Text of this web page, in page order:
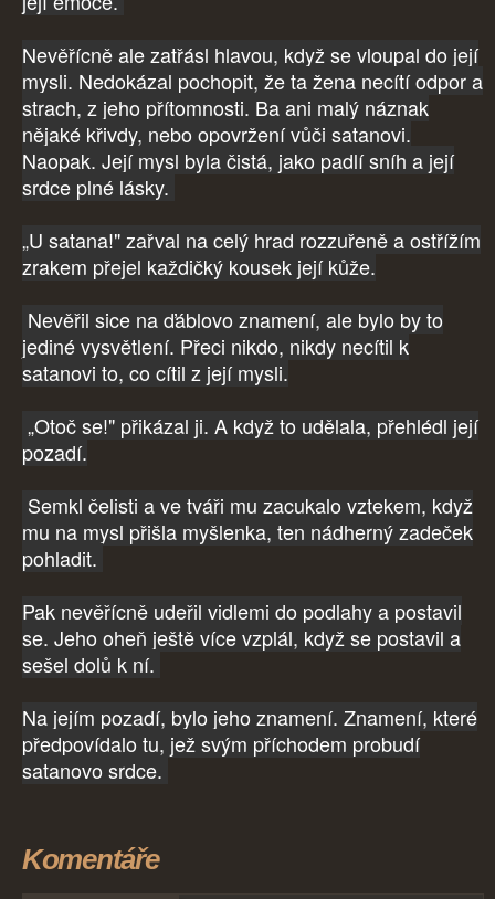
Nevěřícně ale zatřásl hlavou, když se vloupal do její
mysli. Nedokázal pochopit, že ta žena necítí odpor a
strach, z jeho přítomnosti. Ba ani malý náznak
nějaké křivdy, nebo opovržení vůči satanovi.
Naopak. Její mysl byla čistá, jako padlí sníh a její
srdce plné lásky.
„U satana!" zařval na celý hrad rozzuřeně a ostřížím
zrakem přejel každičký kousek její kůže.
Nevěřil sice na ďáblovo znamení, ale bylo by to
jediné vysvětlení. Přeci nikdo, nikdy necítil k
satanovi to, co cítil z její mysli.
„Otoč se!" přikázal ji. A když to udělala, přehlédl její
pozadí.
Semkl čelisti a ve tváři mu zacukalo vztekem, když
mu na mysl přišla myšlenka, ten nádherný zadeček
pohladit.
Pak nevěřícně udeřil vidlemi do podlahy a postavil
se. Jeho oheň ještě více vzplál, když se postavil a
sešel dolů k ní.
Na jejím pozadí, bylo jeho znamení. Znamení, které
předpovídalo tu, jež svým příchodem probudí
satanovo srdce.
Komentáře